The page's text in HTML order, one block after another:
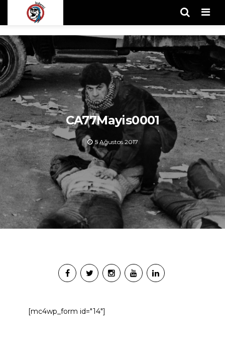
CA77Mayis0001
5 Ağustos 2017
[mc4wp_form id="14"]